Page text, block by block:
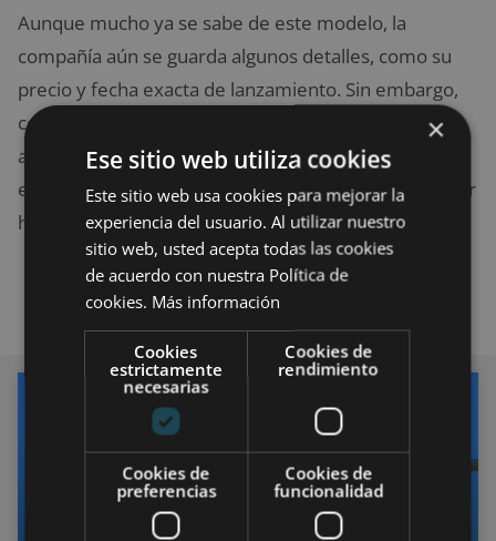
Aunque mucho ya se sabe de este modelo, la
compañía aún se guarda algunos detalles, como su
precio y fecha exacta de lanzamiento. Sin embargo,
con lo que sabemos hasta ahora, se nos hace
atractivo poder enseñar motocroos a los niños con
este modelo mini. Al parecer tendremos que esperar
hasta el otoño del 2019.
×
Ese sitio web utiliza cookies
Este sitio web usa cookies para mejorar la
experiencia del usuario. Al utilizar nuestro
sitio web, usted acepta todas las cookies
de acuerdo con nuestra Política de
cookies. Más información
Cookies
estrictamente
necesarias
Cookies de
rendimiento
Cookies de
preferencias
Cookies de
funcionalidad